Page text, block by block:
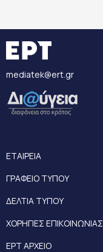
mediatek@ert.gr
ΕΤΑΙΡΕΙΑ
ΓΡΑΦΕΙΟ ΤΥΠΟΥ
ΔΕΛΤΙΑ ΤΥΠΟΥ
ΧΟΡΗΓΙΕΣ ΕΠΙΚΟΙΝΩΝΙΑΣ
ΕΡΤ ΑΡΧΕΙΟ